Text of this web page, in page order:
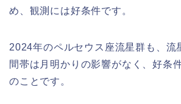
め、観測には好条件です。
2024年のペルセウス座流星群も、流
間帯は月明かりの影響がなく、好条
のことです。